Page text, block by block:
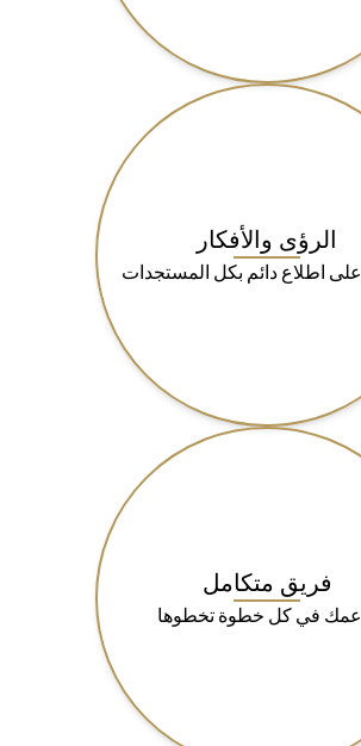
الرؤى والأفكار
اطلاع دائم بكل المستجدات
فريق متكامل
في كل خطوة تخطوها